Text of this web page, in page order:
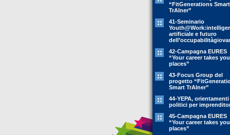
“FitGenerations Smart
TrAIner”
41-Seminario
artificiale e futuro
42-Campagna EURES
“Your career takes you
places”
43-Focus Group del
progetto
Smart TrAIner”
44-YEPA, orientamenti
politici per
45-Campagna EURES
“Your career takes you
places”